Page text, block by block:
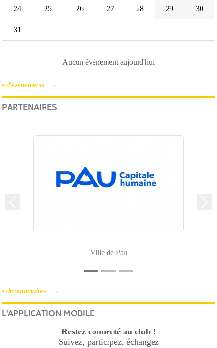
24 25 26 27 28 29 30
31
Aucun évènement aujourd'hui
+ d'évènements
PARTENAIRES
Ville de Pau
+ de partenaires
L'APPLICATION MOBILE
Restez connecté au club !
Suivez, participez, échangez